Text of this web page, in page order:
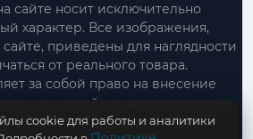
сайте носит исключительно
характер. Все изображения,
приведены для наглядности
от реального товара.
за собой право на внесение
дизайн и характеристики
уведомления.
cookie для работы и аналитики